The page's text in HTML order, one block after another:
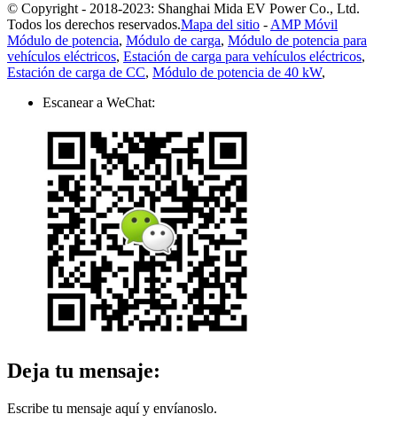
© Copyright - 2018-2023: Shanghai Mida EV Power Co., Ltd.
Todos los derechos reservados.Mapa del sitio - AMP Móvil
Módulo de potencia, Módulo de carga, Módulo de potencia para
vehículos eléctricos, Estación de carga para vehículos eléctricos,
Estación de carga de CC, Módulo de potencia de 40 kW,
Escanear a WeChat:
Deja tu mensaje:
Escribe tu mensaje aquí y envíanoslo.